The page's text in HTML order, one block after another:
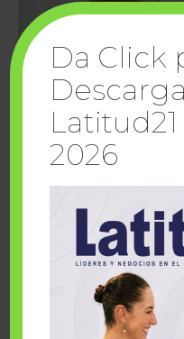
Cuando la
sueños Fairmont
Da Click
2026